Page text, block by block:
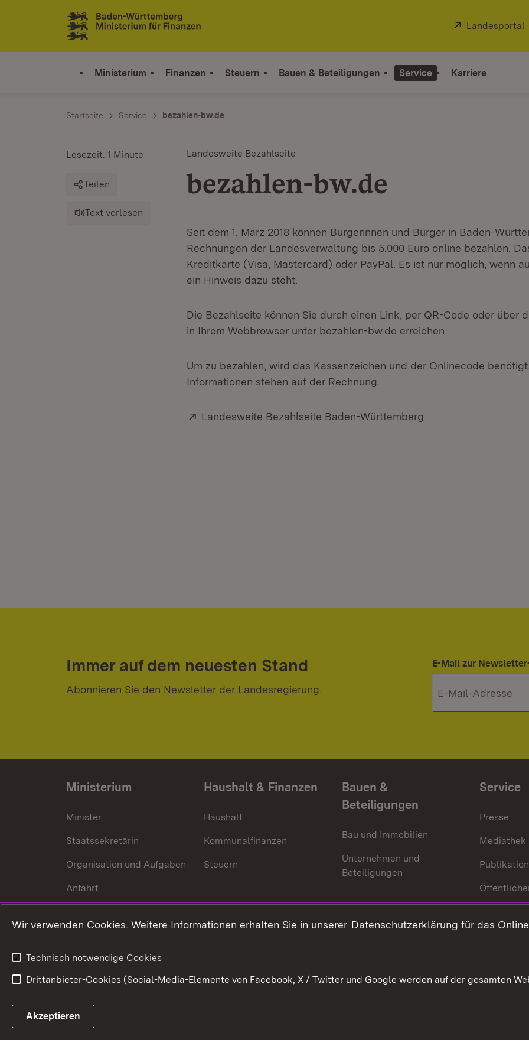
Zum Inhalt springen
Link zur Startseite
Extern:
Landesportal
Ministerium Finanzen Steuern Bauen & Beteiligungen Service Karriere
Startseite Service bezahlen-bw.de
Landesweite Bezahlseite
bezahlen-bw.de
Lesezeit: 1 Minute
Teilen
Text vorlesen
Seit dem 1. März 2018 können Bürgerinnen und Bürger in Baden-
Rechnungen der Landesverwaltung bis 5.000 Euro online bezahlen.
Kreditkarte (Visa, Mastercard) oder PayPal. Es ist nur möglich, wenn
ein Hinweis dazu steht.
Die Bezahlseite können Sie durch einen Link, per QR-Code oder über
in Ihrem Webbrowser unter bezahlen-bw.de erreichen.
Um zu bezahlen, wird das Kassenzeichen und der Onlinecode
Informationen stehen auf der Rechnung.
Extern:
Landesweite Bezahlseite Baden-Württemberg
Immer auf dem neuesten Stand
Abonnieren Sie den Newsletter der Landesregierung.
E-Mail zur
Ministerium
Minister
Staatssekretärin
Organisation und Aufgaben
Anfahrt
Haushalt & Finanzen
Haushalt
Kommunalfinanzen
Steuern
Bauen &
Beteiligungen
Bau und Immobilien
Unternehmen und
Beteiligungen
Service
Presse
Mediathek
Link zum Landesportal
Wir verwenden Cookies. Weitere Informationen erhalten Sie in unserer Datenschutzerklärung für das
Technisch notwendige Cookies
Drittanbieter-Cookies (Social-Media-Elemente von Facebook, X / Twitter und Google werden auf der gesamten
Akzeptieren